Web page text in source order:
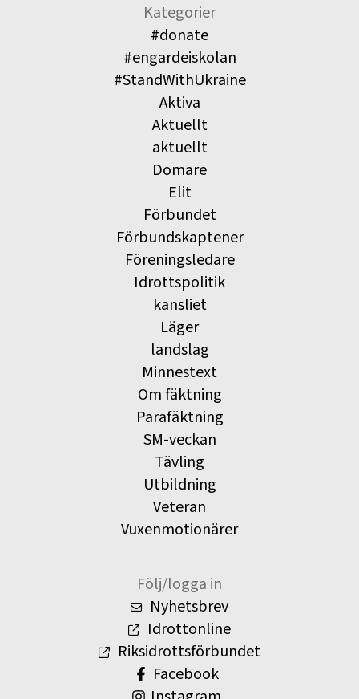
Kategorier
#donate
#engardeiskolan
#StandWithUkraine
Aktiva
Aktuellt
aktuellt
Domare
Elit
Förbundet
Förbundskaptener
Föreningsledare
Idrottspolitik
kansliet
Läger
landslag
Minnestext
Om fäktning
Parafäktning
SM-veckan
Tävling
Utbildning
Veteran
Vuxenmotionärer
Följ/logga in
Nyhetsbrev
Idrottonline
Riksidrottsförbundet
Facebook